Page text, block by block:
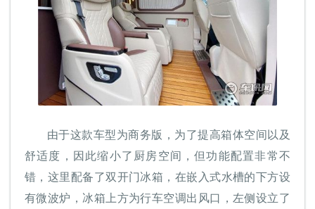
由于这款车型为商务版，为了提高箱体空间以及
舒适度，因此缩小了厨房空间，但功能配置非常不
错，这里配备了双开门冰箱，在嵌入式水槽的下方设
有微波炉，冰箱上方为行车空调出风口，左侧设立了